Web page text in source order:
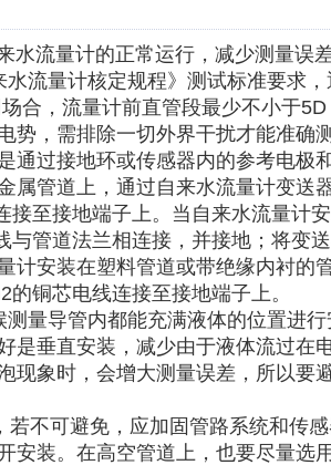
水流量计的正常运行，减少测量误
流量计核定规程》测试标准要求
合，流量计前直管段最少不小于5D
，需排除一切外界干扰才能准确
通过接地环或传感器内的参考电极
管道上，通过自来水流量计变送
接至接地端子上。当自来水流量计
与管道法兰相连接，并接地；将变
计安装在塑料管道或带绝缘内衬的
铜芯电线连接至接地端子上。
量导管内都能充满液体的位置进
是垂直安装，减少由于液体流过在
现象时，会增大测量误差，所以要
不可避免，应加固管路系统和传
安装。在高空管道上，也要尽量选